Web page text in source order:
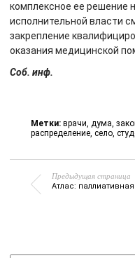
комплексное ее решение
исполнительной власти
закрепление
оказания медицинской
Соб. инф.
Метки: врачи, дума,
распределение, село,
Предыдущая страница
Атлас: